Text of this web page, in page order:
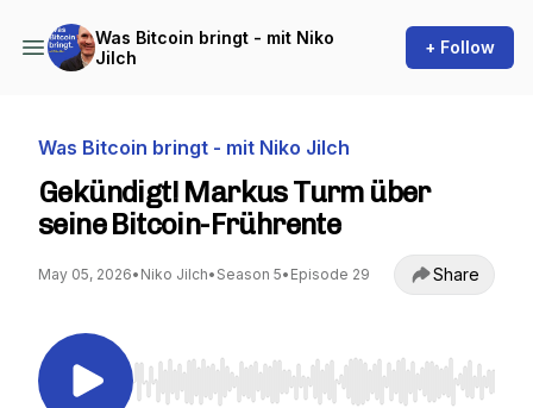
Was Bitcoin bringt - mit Niko
Jilch
+ Follow
Was Bitcoin bringt - mit Niko Jilch
Gekündigt! Markus Turm über
seine Bitcoin-Frührente
May 05, 2026• Niko Jilch• Season 5• Episode 29 Share
Use Left/Right to seek, Home/End to jump to